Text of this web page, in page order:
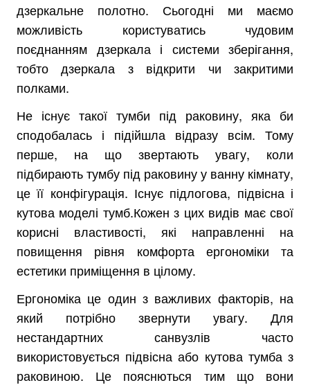
дзеркальне полотно. Сьогодні ми маємо
можливість користуватись чудовим
поєднанням дзеркала і системи зберігання,
тобто дзеркала з відкрити чи закритими
полками.
Не існує такої тумби під раковину, яка би
сподобалась і підійшла відразу всім. Тому
перше, на що звертають увагу, коли
підбирають тумбу під раковину у ванну кімнату,
це її конфігурація. Існує підлогова, підвісна і
кутова моделі тумб.Кожен з цих видів має свої
корисні властивості, які направленні на
повищення рівня комфорта ергономіки та
естетики приміщення в цілому.
Ергономіка це один з важливих факторів, на
який потрібно звернути увагу. Для
нестандартних санвузлів часто
використовується підвісна або кутова тумба з
раковиною. Це пояснються тим що вони